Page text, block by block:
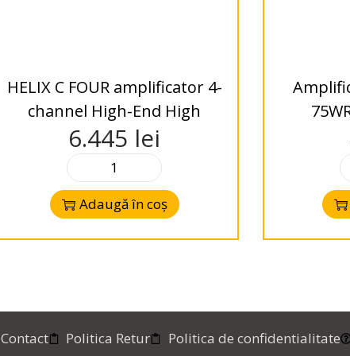
HELIX C FOUR amplificator 4-
channel High-End High
6.445 lei
Adaugă în coș
Contact Politica Retur Politica de confidentialitate